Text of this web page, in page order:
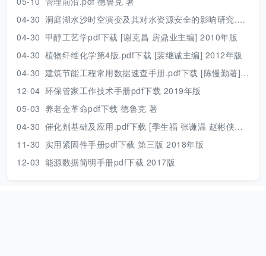
04-30 洞庭湖水沙时空演变及其对水资源安全的影响研究.pdf 胡光伟 著 2017年版
04-30 甲醇工艺学pdf下载 [谢克昌 房鼎业主编] 2010年版
04-30 植物纤维化学第4版.pdf下载 [裴继诚主编] 2012年版
04-30 建筑节能工程常用数据速查手册.pdf下载 [陈慢勤著] 2010年版
12-04 环保管家工作技术手册pdf下载 2019年版
05-03 养老金革命pdf下载 德鲁克 著
04-30 催化剂基础及应用.pdf下载 [季生福 张谦温 赵彬侠编] 2011年版
11-30 实用紧固件手册pdf下载 第三版 2018年版
12-03 能源数据简明手册pdf下载 2017版